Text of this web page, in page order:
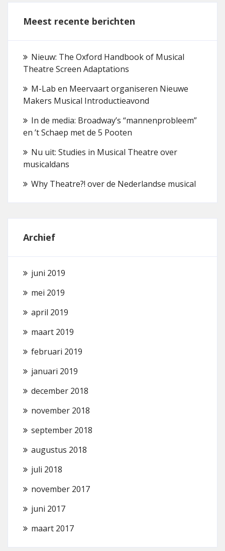
Meest recente berichten
Nieuw: The Oxford Handbook of Musical
Theatre Screen Adaptations
M-Lab en Meervaart organiseren Nieuwe
Makers Musical Introductieavond
In de media: Broadway’s “mannenprobleem”
en ’t Schaep met de 5 Pooten
Nu uit: Studies in Musical Theatre over
musicaldans
Why Theatre?! over de Nederlandse musical
Archief
juni 2019
mei 2019
april 2019
maart 2019
februari 2019
januari 2019
december 2018
november 2018
september 2018
augustus 2018
juli 2018
november 2017
juni 2017
maart 2017